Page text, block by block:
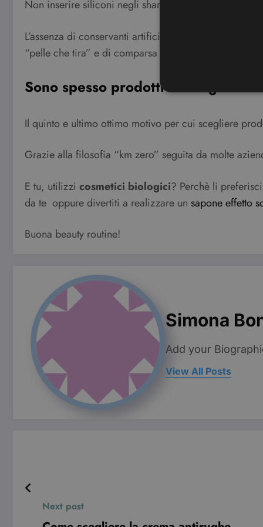
Non inserire siliconi negli shampoo e nei balsami,
L’assenza di conservanti artificiali o derivati
“pelle che tira” e di comparsa di brufoli e punti neri.
Sono spesso prodotti con
Il quinto e ultimo ottimo motivo per cui scegliere
Grazie alla filosofia “km zero” seguita da molte
E tu, utilizzi cosmetici biologici? Perchè li
da te oppure divertiti a realizzare un sapone effetto
Buona beauty routine!
Simona
Add your
View All Posts
Next post
CookieScriptConsent
YSC